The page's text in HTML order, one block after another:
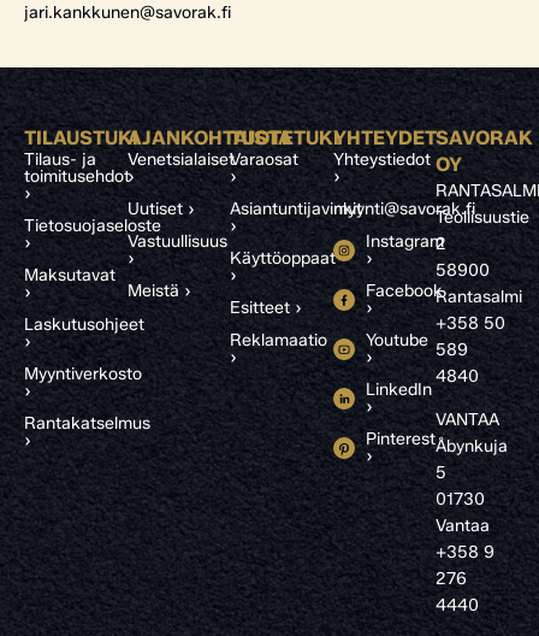
jari.kankkunen@savorak.fi
TILAUSTUKI
Tilaus- ja
toimitusehdot
›
Tietosuojaseloste
›
Maksutavat
›
Laskutusohjeet
›
Myyntiverkosto
›
Rantakatselmus
›
AJANKOHTAISTA
Venetsialaiset
›
Uutiset ›
Vastuullisuus
›
Meistä ›
TUOTETUKI
Varaosat
›
Asiantuntijavinkit
›
Käyttöoppaat
›
Esitteet ›
Reklamaatio
›
YHTEYDET
Yhteystiedot
›
myynti@savorak.fi
Instagram
›
Facebook
›
Youtube
›
LinkedIn
›
Pinterest
›
SAVORAK
OY
Teollisuustie
2
58900
Rantasalmi
+358 50
589
4840
VANTAA
Åbynkuja
5
01730
Vantaa
+358 9
276
4440